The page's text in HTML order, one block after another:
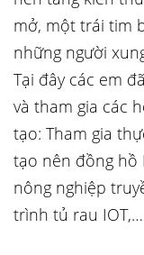
mở, một trái tim
những người
Tại đây các em
và tham gia các
tạo: Tham gia
tạo nên đồng hồ
nông nghiệp
trình tủ rau IOT,…